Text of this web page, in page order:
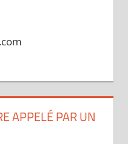
APPELÉ PAR UN